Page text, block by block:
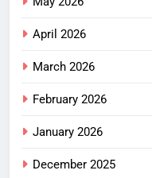
April 2026
March 2026
February 2026
January 2026
December 2025